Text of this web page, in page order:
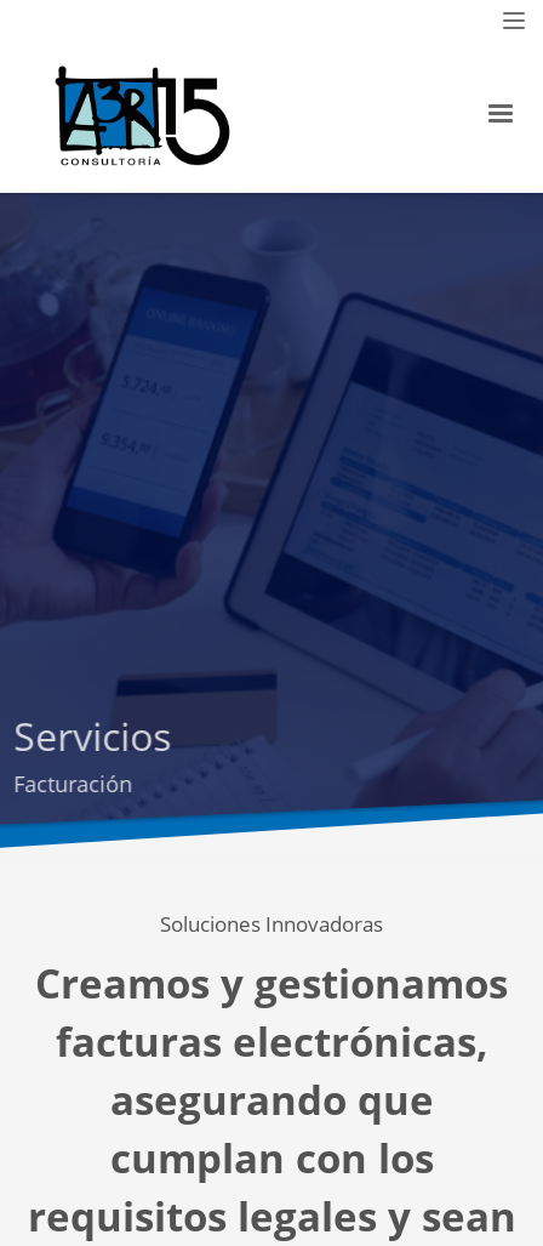
Servicios
Facturación
Soluciones Innovadoras
Creamos y gestionamos
facturas electrónicas,
asegurando que
cumplan con los
requisitos legales y sean